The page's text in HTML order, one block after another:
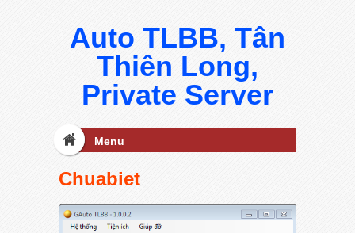
Auto TLBB, Tân
Thiên Long,
Private Server
Menu
Chuabiet